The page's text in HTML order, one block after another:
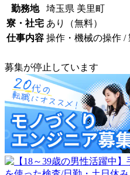
勤務地
埼玉県 美里町
寮・社宅 あり（無料）
仕事内容 操作・機械の操作 /
募集が停止しています